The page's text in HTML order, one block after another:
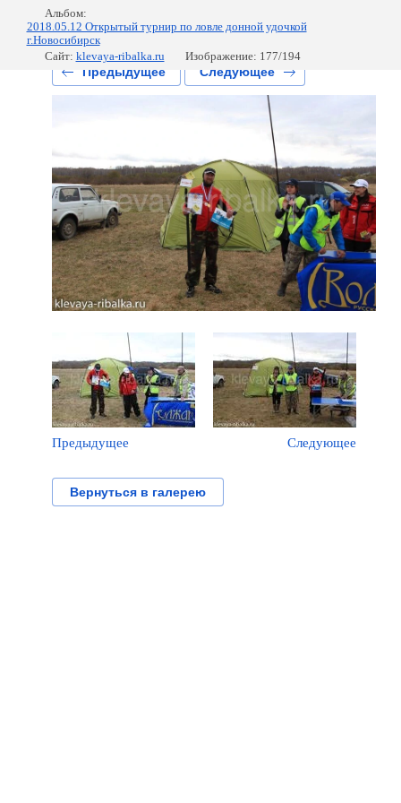
Альбом:
2018.05.12 Открытый турнир по ловле донной удочкой
г.Новосибирск
Сайт: klevaya-ribalka.ru Изображение: 177/194
Предыдущее Следующее
Предыдущее Следующее
Вернуться в галерею